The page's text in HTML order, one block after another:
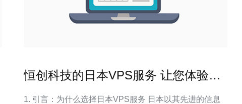
恒创科技的日本VPS服务 让您体验极
1. 引言：为什么选择日本VPS服务 日本以其先进的信息